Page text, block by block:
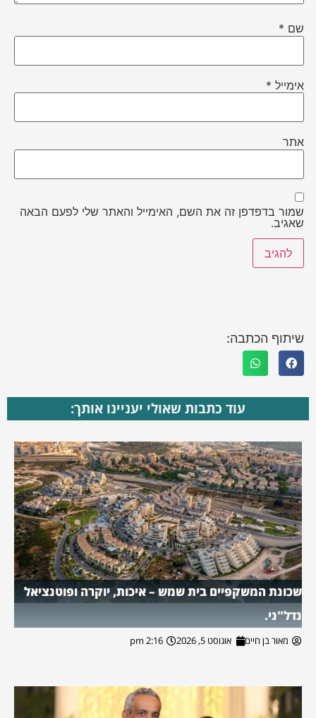
שם *
אימייל *
אתר
שמור בדפדפן זה את השם, האימייל והאתר שלי לפעם הבאה
שאגיב.
שיתוף הכתבה:
עוד כתבות שאולי יעניינו אותך:
שכונת המשקפיים בית שמש – איכות, יוקרה ופוטנציאל
נדל"ני.
מאור בן חיים אוגוסט 5, 2026 2:16 pm